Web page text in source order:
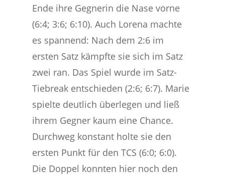
Ende ihre Gegnerin die Nase vorne
(6:4; 3:6; 6:10). Auch Lorena machte
es spannend: Nach dem 2:6 im
ersten Satz kämpfte sie sich im Satz
zwei ran. Das Spiel wurde im Satz-
Tiebreak entschieden (2:6; 6:7). Marie
spielte deutlich überlegen und ließ
ihrem Gegner kaum eine Chance.
Durchweg konstant holte sie den
ersten Punkt für den TCS (6:0; 6:0).
Die Doppel konnten hier noch den